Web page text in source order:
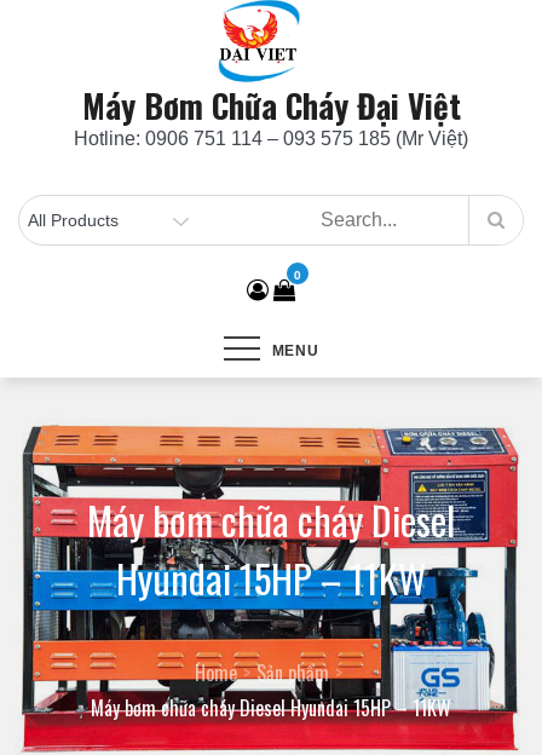
Máy Bơm Chữa Cháy Đại Việt
Hotline: 0906 751 114 – 093 575 185 (Mr Việt)
0
MENU
Máy bơm chữa cháy Diesel
Hyundai 15HP – 11KW
Home
Sản phẩm
Máy bơm chữa cháy Diesel Hyundai 15HP – 11KW